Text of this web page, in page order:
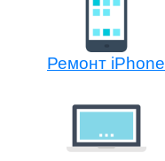
Ремонт iPhone